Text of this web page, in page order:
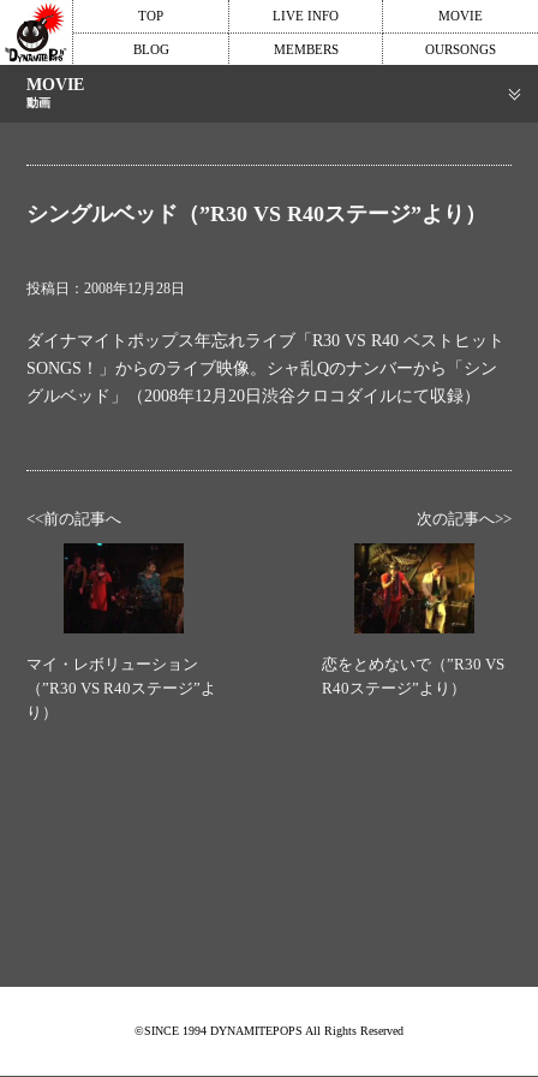
TOP LIVE INFO MOVIE
BLOG MEMBERS OURSONGS
MOVIE
動画
シングルベッド（”R30 VS R40ステージ”より）
投稿日：2008年12月28日
ダイナマイトポップス年忘れライブ「R30 VS R40 ベストヒット
SONGS！」からのライブ映像。シャ乱Qのナンバーから「シン
グルベッド」（2008年12月20日渋谷クロコダイルにて収録）
<<前の記事へ
マイ・レボリューション
（”R30 VS R40ステージ”よ
り）
次の記事へ>>
恋をとめないで（”R30 VS
R40ステージ”より）
©SINCE 1994 DYNAMITEPOPS All Rights Reserved